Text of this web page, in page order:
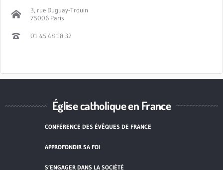
3, rue Duguay-Trouin
75006 Paris
01 45 48 18 32
Église catholique en France
CONFÉRENCE DES ÉVÊQUES DE FRANCE
APPROFONDIR SA FOI
S’ENGAGER DANS LA SOCIÉTÉ